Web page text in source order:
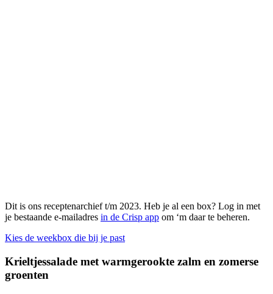
Dit is ons receptenarchief t/m 2023. Heb je al een box? Log in met
je bestaande e-mailadres in de Crisp app om ‘m daar te beheren.
Kies de weekbox die bij je past
Krieltjessalade met warmgerookte zalm en zomerse
groenten